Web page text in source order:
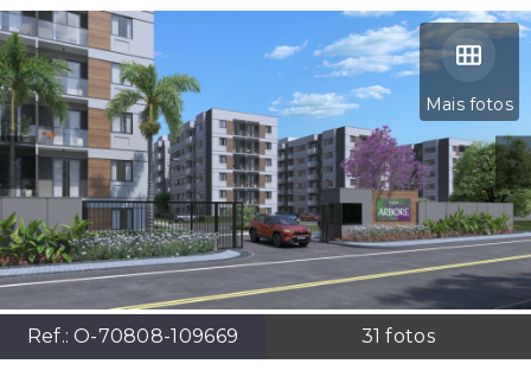
Mais fotos
Ref.: O-70808-109669 31 fotos